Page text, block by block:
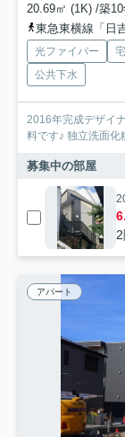
20.69㎡ (1K) /築
東急東横線「日
光ファイバー
公共下水
2016年完成デザイ
料です♪ 独立洗面化
募集中の部屋
アパート